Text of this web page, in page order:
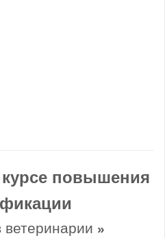
повышения
ветеринарии »